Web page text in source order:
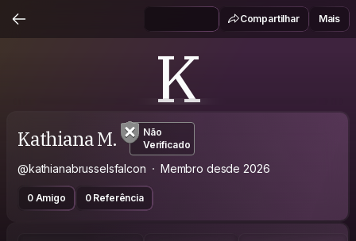
Compartilhar Mais
K
Kathiana M.
Não
Verificado
@kathianabrusselsfalcon Membro desde 2026
0 Amigo 0 Referência